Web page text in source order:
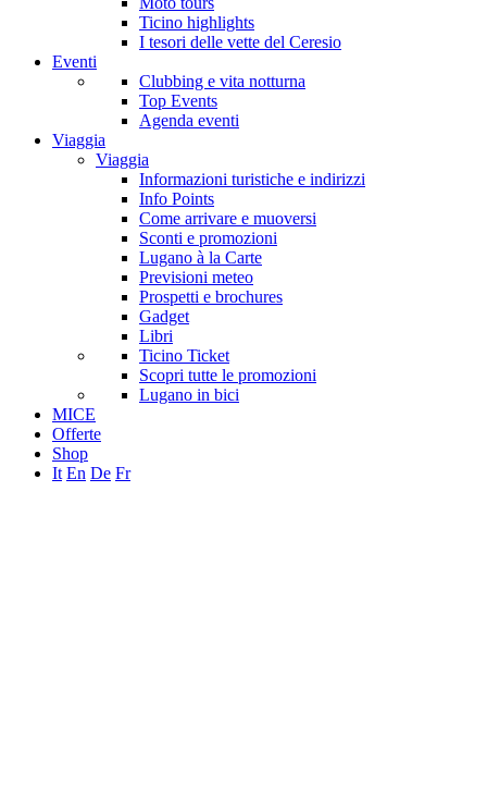
Ticino highlights
I tesori delle vette del Ceresio
Eventi
Clubbing e vita notturna
Top Events
Agenda eventi
Viaggia
Viaggia
Informazioni turistiche e indirizzi
Info Points
Come arrivare e muoversi
Sconti e promozioni
Lugano à la Carte
Previsioni meteo
Prospetti e brochures
Gadget
Libri
Ticino Ticket
Scopri tutte le promozioni
Lugano in bici
MICE
Offerte
Shop
It En De Fr